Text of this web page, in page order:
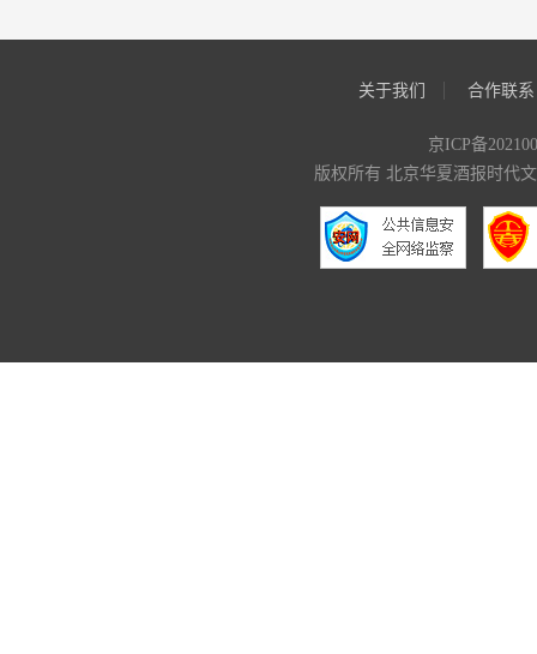
关于我们 合作联系
京ICP备
版权所有 北京华夏酒报时代文